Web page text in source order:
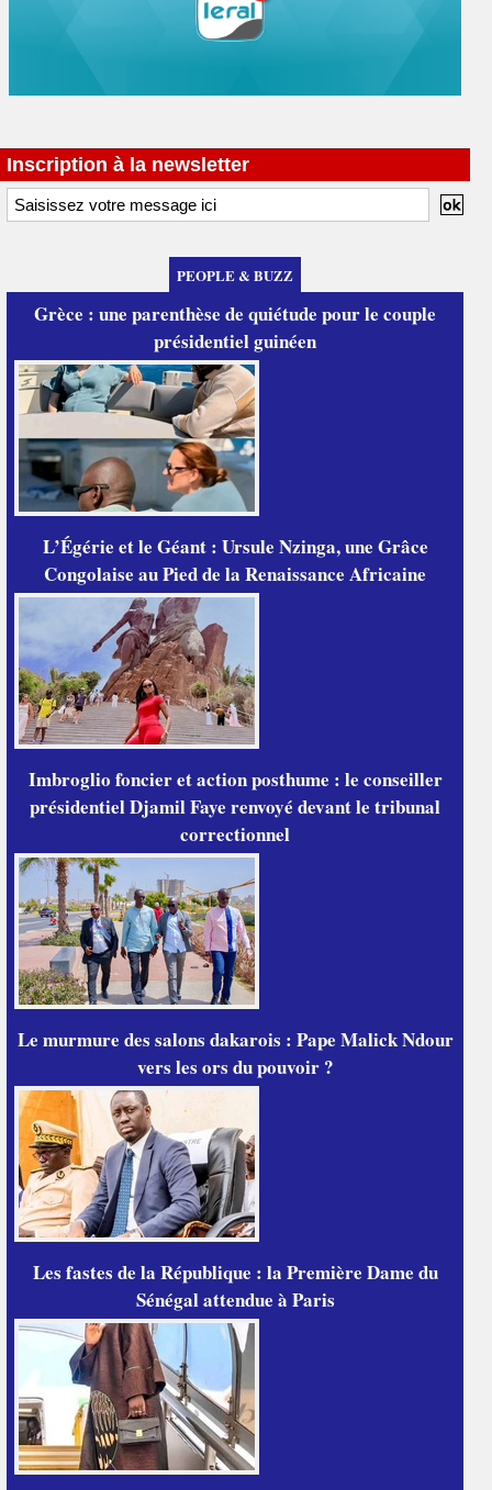
Inscription à la newsletter
PEOPLE & BUZZ
Grèce : une parenthèse de quiétude pour le couple
présidentiel guinéen
L’Égérie et le Géant : Ursule Nzinga, une Grâce
Congolaise au Pied de la Renaissance Africaine
Imbroglio foncier et action posthume : le conseiller
présidentiel Djamil Faye renvoyé devant le tribunal
correctionnel
Le murmure des salons dakarois : Pape Malick Ndour
vers les ors du pouvoir ?
Les fastes de la République : la Première Dame du
Sénégal attendue à Paris